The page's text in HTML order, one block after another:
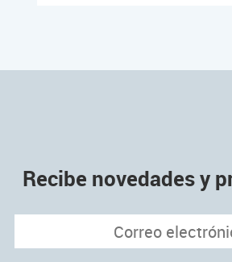
Recibe novedades y